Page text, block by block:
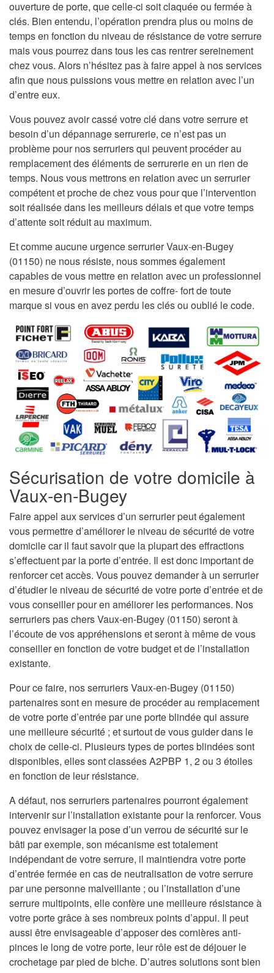
ouverture de porte, que celle-ci soit claquée ou fermée à
clés. Bien entendu, l’opération prendra plus ou moins de
temps en fonction du niveau de résistance de votre serrure
mais vous pourrez dans tous les cas rentrer sereinement
chez vous. Alors n’hésitez pas à faire appel à nos services
afin que nous puissions vous mettre en relation avec l’un
d’entre eux.
Vous pouvez avoir cassé votre clé dans votre serrure et
besoin d’un dépannage serrurerie, ce n’est pas un
problème pour nos serruriers qui peuvent procéder au
remplacement des éléments de serrurerie en un rien de
temps. Nous vous mettrons en relation avec un serrurier
compétent et proche de chez vous pour que l’intervention
soit réalisée dans les meilleurs délais et que votre temps
d’attente soit réduit au maximum.
Et comme aucune urgence serrurier Vaux-en-Bugey
(01150) ne nous résiste, nous sommes également
capables de vous mettre en relation avec un professionnel
en mesure d’ouvrir les portes de coffre- fort de toute
marque si vous en avez perdu les clés ou oublié le code.
Sécurisation de votre domicile à
Vaux-en-Bugey
Faire appel aux services d’un serrurier peut également
vous permettre d’améliorer le niveau de sécurité de votre
domicile car il faut savoir que la plupart des effractions
s’effectuent par la porte d’entrée. Il est donc important de
renforcer cet accès. Vous pouvez demander à un serrurier
d’étudier le niveau de sécurité de votre porte d’entrée et de
vous conseiller pour en améliorer les performances. Nos
serruriers pas chers Vaux-en-Bugey (01150) seront à
l’écoute de vos appréhensions et seront à même de vous
conseiller en fonction de votre budget et de l’installation
existante.
Pour ce faire, nos serruriers Vaux-en-Bugey (01150)
partenaires sont en mesure de procéder au remplacement
de votre porte d’entrée par une porte blindée qui assure
une meilleure sécurité ; et surtout de vous guider dans le
choix de celle-ci. Plusieurs types de portes blindées sont
disponibles, elles sont classées A2PBP 1, 2 ou 3 étoiles
en fonction de leur résistance.
A défaut, nos serruriers partenaires pourront également
intervenir sur l’installation existante pour la renforcer. Vous
pouvez envisager la pose d’un verrou de sécurité sur le
bâti par exemple, son mécanisme est totalement
indépendant de votre serrure, il maintiendra votre porte
d’entrée fermée en cas de neutralisation de votre serrure
par une personne malveillante ; ou l’installation d’une
serrure multipoints, elle confère une meilleure résistance à
votre porte grâce à ses nombreux points d’appui. Il peut
aussi être envisageable d’apposer des cornières anti-
pinces le long de votre porte, leur rôle est de déjouer le
crochetage par pied de biche. D’autres solutions sont bien